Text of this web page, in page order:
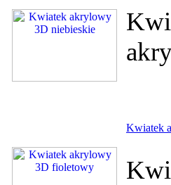
Kwiatek